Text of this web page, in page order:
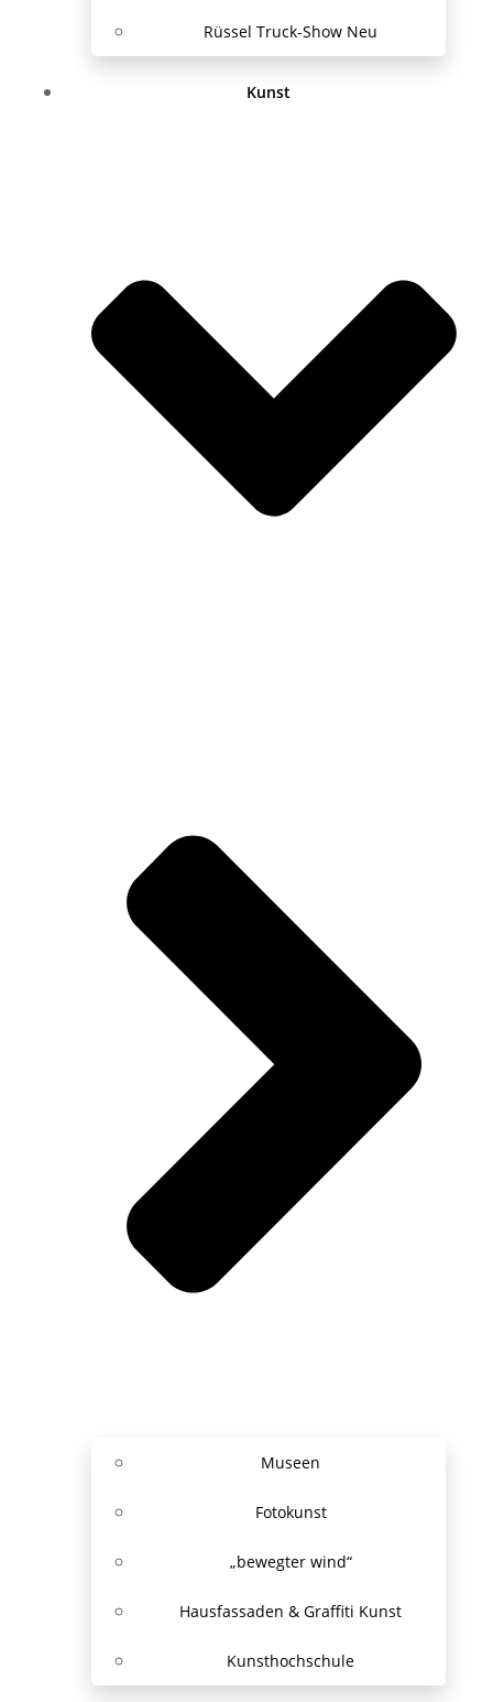
Rüssel Truck-Show Neu
Kunst
Museen
Fotokunst
„bewegter wind“
Hausfassaden & Graffiti Kunst
Kunsthochschule